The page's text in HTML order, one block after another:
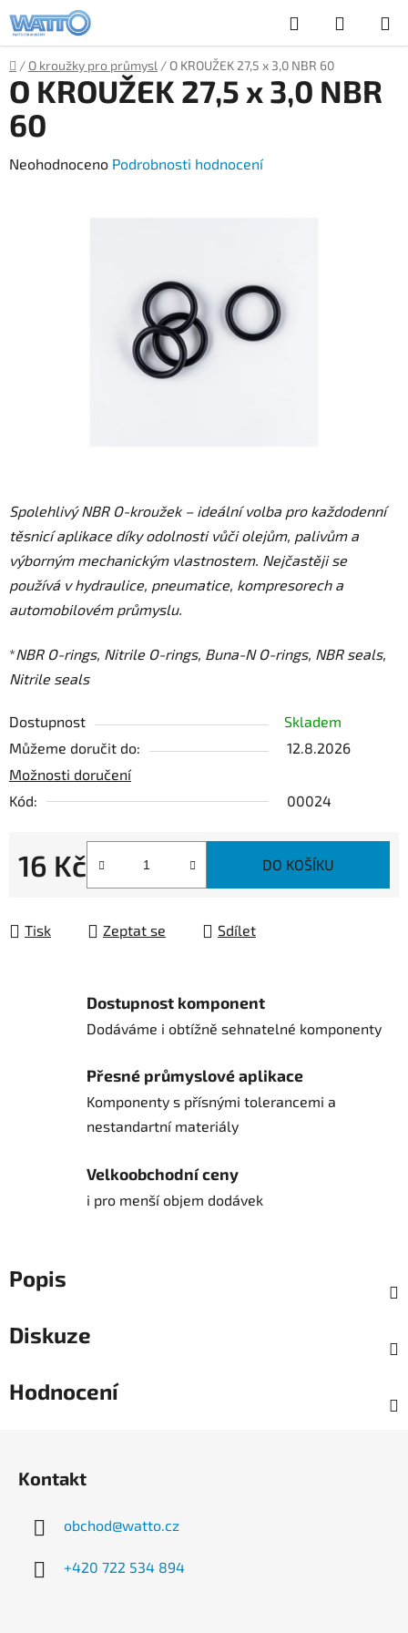
na
obsah
Hledat
KOŠÍK
Domů
/ O kroužky pro průmysl / O KROUŽEK 27,5 x 3,0 NBR 60
Spolehlivý NBR O-kroužek – ideální volba pro každodenní
těsnicí aplikace díky odolnosti vůči olejům, palivům a
výborným mechanickým vlastnostem. Nejčastěji se
používá v hydraulice, pneumatice, kompresorech a
automobilovém průmyslu.
*NBR O-rings, Nitrile O-rings, Buna-N O-rings, NBR seals,
Nitrile seals
Dostupnost
Skladem
Můžeme doručit do:
12.8.2026
Možnosti doručení
Kód:
00024
16 Kč
Měrná cena:
DO KOŠÍKU
Tisk Zeptat se Sdílet
O KROUŽEK 27,5 x 3,0 NBR
60
Průměrné
Neohodnoceno Podrobnosti hodnocení
Dostupnost komponent
Dodáváme i obtížně sehnatelné komponenty
Přesné průmyslové aplikace
Komponenty s přísnými tolerancemi a
nestandartní materiály
Velkoobchodní ceny
i pro menší objem dodávek
Popis
Diskuze
Hodnocení
Kontakt
obchod@watto.cz
+420 722 534 894